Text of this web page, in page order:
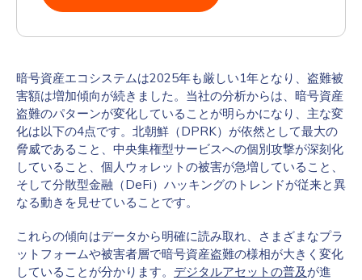
暗号資産エコシステムは2025年も厳しい1年となり、盗難被
害額は増加傾向が続きました。当社の分析からは、暗号資産
盗難のパターンが変化していることが明らかになり、主な変
化は以下の4点です。北朝鮮（DPRK）が依然として最大の
脅威であること、中央集権型サービスへの個別攻撃が深刻化
していること、個人ウォレットの被害が急増していること、
そして分散型金融（DeFi）ハッキングのトレンドが従来と異
なる動きを見せていることです。
これらの傾向はデータから明確に読み取れ、さまざまなプラ
ットフォームや被害者層で暗号資産盗難の様相が大きく変化
していることが分かります。 デジタルアセットの普及 が進